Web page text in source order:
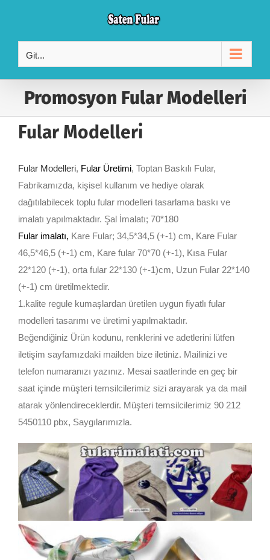
content
Git...
Promosyon Fular Modelleri
Fular Modelleri
Fular Modelleri, Fular Üretimi, Toptan Baskılı Fular,
Fabrikamızda, kişisel kullanım ve hediye olarak
dağıtılabilecek toplu fular modelleri tasarlama baskı ve
imalatı yapılmaktadır. Şal İmalatı; 70*180
Fular imalatı, Kare Fular; 34,5*34,5 (+-1) cm, Kare Fular
46,5*46,5 (+-1) cm, Kare fular 70*70 (+-1), Kısa Fular
22*120 (+-1), orta fular 22*130 (+-1)cm, Uzun Fular 22*140
(+-1) cm üretilmektedir.
1.kalite regule kumaşlardan üretilen uygun fiyatlı fular
modelleri tasarımı ve üretimi yapılmaktadır.
Beğendiğiniz Ürün kodunu, renklerini ve adetlerini lütfen
iletişim sayfamızdaki mailden bize iletiniz. Mailinizi ve
telefon numaranızı yazınız. Mesai saatlerinde en geç bir
saat içinde müşteri temsilcilerimiz sizi arayarak ya da mail
atarak yönlendireceklerdir. Müşteri temsilcilerimiz 90 212
5450110 pbx, Saygılarımızla.